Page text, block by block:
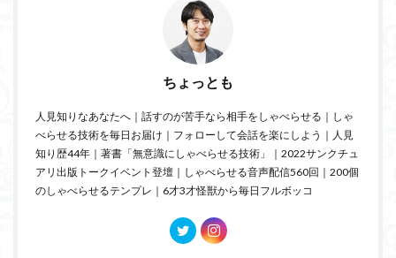
ちょっとも
人見知りなあなたへ｜話すのが苦手なら相手をしゃべらせる｜しゃ
べらせる技術を毎日お届け｜フォローして会話を楽にしよう｜人見
知り歴44年｜著書「無意識にしゃべらせる技術」｜2022サンクチュ
アリ出版トークイベント登壇｜しゃべらせる音声配信560回｜200個
のしゃべらせるテンプレ｜6才3才怪獣から毎日フルボッコ